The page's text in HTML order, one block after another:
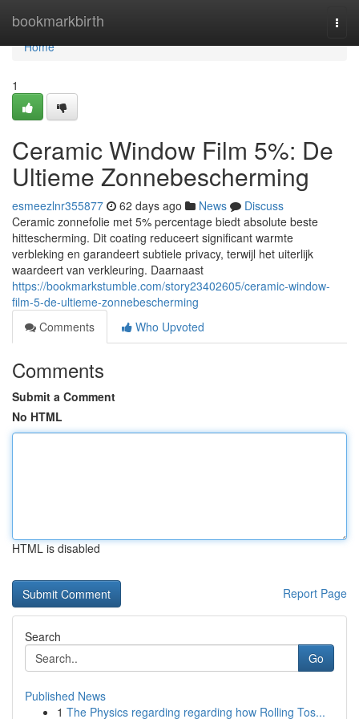
bookmarkbirth
Home
Home
1
Ceramic Window Film 5%: De
Ultieme Zonnebescherming
esmeezlnr355877 62 days ago News
Discuss
Ceramic zonnefolie met 5% percentage biedt absolute beste
hittescherming. Dit coating reduceert significant warmte
verbleking en garandeert subtiele privacy, terwijl het uiterlijk
waardeert van verkleuring. Daarnaast
https://bookmarkstumble.com/story23402605/ceramic-window-
film-5-de-ultieme-zonnebescherming
Comments
Who Upvoted
Comments
Submit a Comment
No HTML
HTML is disabled
Report Page
Search
Go
Published News
1 The Physics regarding regarding how Rolling Tos...